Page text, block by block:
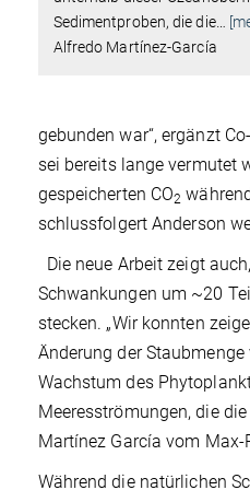
Sedimentproben, die die…
Alfredo Martínez-García
gebunden war“, ergänzt
sei bereits lange vermutet
gespeicherten CO2
schlussfolgert Anderson
Die neue Arbeit zeigt
Schwankungen um ~20
stecken. „Wir konnten
Änderung der
Wachstum des
Meeresströmungen, die
Martínez García vom
Während die natürlichen